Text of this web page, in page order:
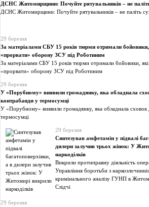
ДСНС Житомирщини: Почуйте рятувальників – не
ДСНС Житомирщини: Почуйте рятувальників – не паліть
29 березня
За матеріалами СБУ 15 років тюрми отримали
«прорвати» оборону ЗСУ під Роботиним
За матеріалами СБУ 15 років тюрми отримали бойовики, які
«прорвати» оборону ЗСУ під Роботиним
29 березня
У «Порубному» виявили громадянку, яка обладнала
контрабанди у термосумці
У «Порубному» виявили громадянку, яка обладнала сховок
термосумці
29 березня
Синтезував амфетамін у підвалі
дилери залучив трьох жінок: У
наркоділків
Викрили протиправну діяльність
Управління боротьби з
кримінального аналізу ГУНП в
Слідчі
29 березня